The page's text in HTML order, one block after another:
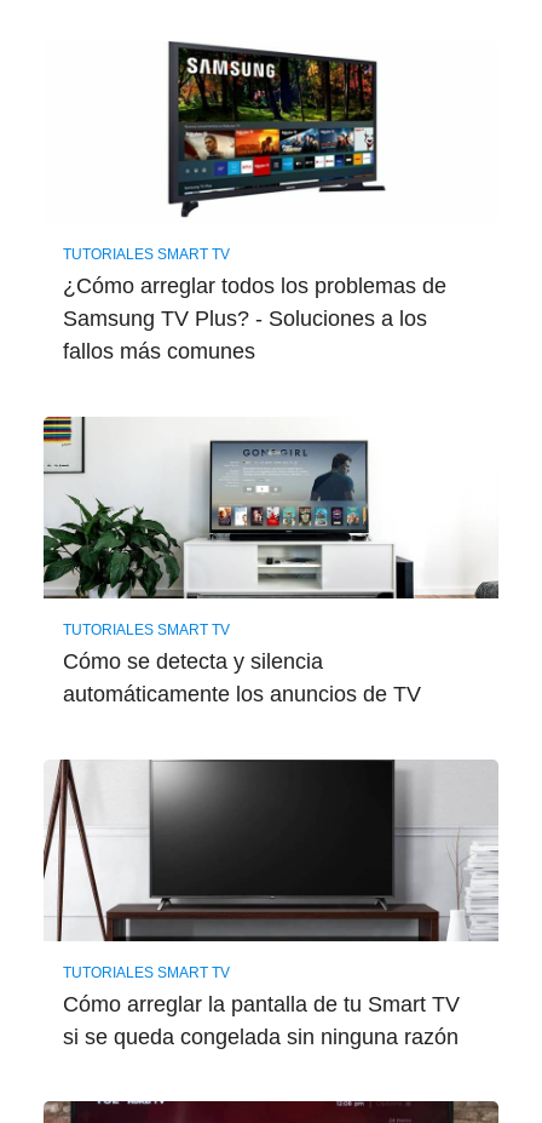
TUTORIALES SMART TV
¿Cómo arreglar todos los problemas de
Samsung TV Plus? - Soluciones a los
fallos más comunes
TUTORIALES SMART TV
Cómo se detecta y silencia
automáticamente los anuncios de TV
TUTORIALES SMART TV
Cómo arreglar la pantalla de tu Smart TV
si se queda congelada sin ninguna razón